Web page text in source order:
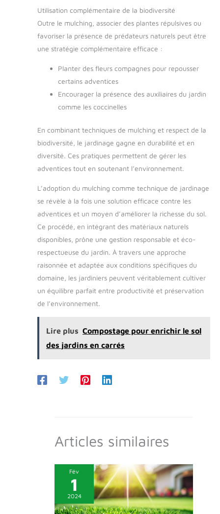
Utilisation complémentaire de la biodiversité
Outre le mulching, associer des plantes répulsives ou
favoriser la présence de prédateurs naturels peut être
une stratégie complémentaire efficace :
Planter des fleurs compagnes pour repousser
certains adventices
Encourager la présence des auxiliaires du jardin
comme les coccinelles
En combinant techniques de mulching et respect de la
biodiversité, le jardinage gagne en durabilité et en
diversité. Ces pratiques permettent de gérer les
adventices tout en soutenant l’environnement.
L’adoption du mulching comme technique de jardinage
se révèle à la fois une solution efficace contre les
adventices et un moyen d’améliorer la richesse du sol.
Ce procédé, en intégrant des matériaux naturels
disponibles, prône une gestion responsable et éco-
respectueuse du jardin. À travers une approche
raisonnée et adaptée aux conditions spécifiques du
domaine, les jardiniers peuvent véritablement cultiver
un équilibre parfait entre productivité et préservation
de l’environnement.
Lire plus Compostage pour enrichir le sol
des jardins en carrés
Articles similaires
Fév
1
2024